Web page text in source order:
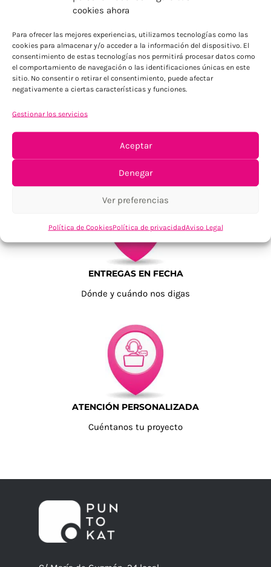
cookies ahora
Para ofrecer las mejores experiencias, utilizamos tecnologías como las
cookies para almacenar y/o acceder a la información del dispositivo. El
consentimiento de estas tecnologías nos permitirá procesar datos como
el comportamiento de navegación o las identificaciones únicas en este
sitio. No consentir o retirar el consentimiento, puede afectar
negativamente a ciertas características y funciones.
Gestionar los servicios
Aceptar
Denegar
Ver preferencias
Política de CookiesPolítica de privacidadAviso Legal
ENVÍOS ECONÓMICOS
TU SATISFACCIÓN = LA NUESTRA
Tu confianza, nuestro objetivo
ENTREGAS EN FECHA
Dónde y cuándo nos digas
ATENCIÓN PERSONALIZADA
Cuéntanos tu proyecto